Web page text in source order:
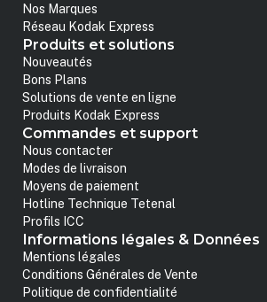
Nos Marques
Réseau Kodak Express
Produits et solutions
Nouveautés
Bons Plans
Solutions de vente en ligne
Produits Kodak Express
Commandes et support
Nous contacter
Modes de livraison
Moyens de paiement
Hotline Technique Tetenal
Profils ICC
Informations légales & Données
Mentions légales
Conditions Générales de Vente
Politique de confidentialité